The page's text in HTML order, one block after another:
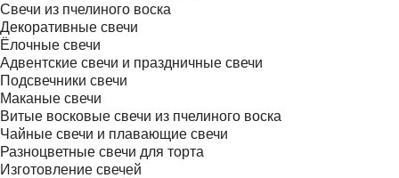
Свечи из пчелиного воска
Декоративные свечи
Ёлочные свечи
Адвентские свечи и праздничные свечи
Подсвечники свечи
Маканые свечи
Витые восковые свечи из пчелиного воска
Чайные свечи и плавающие свечи
Разноцветные свечи для торта
Изготовление свечей